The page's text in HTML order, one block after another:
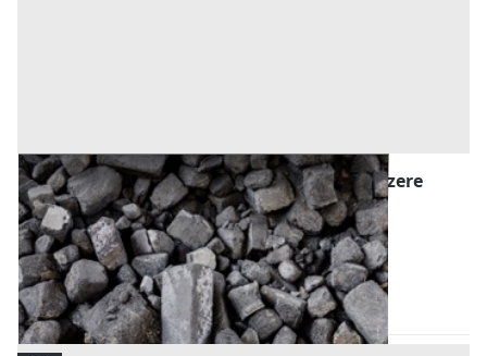
Materie Prime e Prodotti all'asta a Vigodarzere
Vigodarzere (Padova)
Offerta minima
5.845 € 7.793 €
Codice asta:9e20674f
17/09/2026